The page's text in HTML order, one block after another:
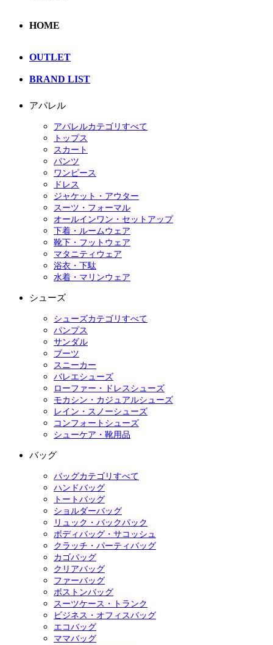
HOME
OUTLET
BRAND LIST
アパレル
アパレルカテゴリすべて
トップス
スカート
パンツ
ワンピース
ドレス
ジャケット・アウター
スーツ・フォーマル
オールインワン・セットアップ
下着・ルームウェア
靴下・フットウェア
マタニティウェア
浴衣・下駄
水着・マリンウェア
シューズ
シューズカテゴリすべて
パンプス
サンダル
ブーツ
スニーカー
バレエシューズ
ローファー・ドレスシューズ
モカシン・カジュアルシューズ
レイン・スノーシューズ
コンフォートシューズ
シューケア・靴用品
バッグ
バッグカテゴリすべて
ハンドバッグ
トートバッグ
ショルダーバッグ
リュック・バックパック
ボディバッグ・サコッシュ
クラッチ・パーティバッグ
カゴバッグ
クリアバッグ
ファーバッグ
ボストンバッグ
スーツケース・トランク
ビジネス・オフィスバッグ
エコバッグ
ママバッグ